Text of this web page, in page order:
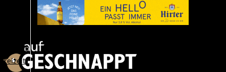
Lifestyle
Freizeit